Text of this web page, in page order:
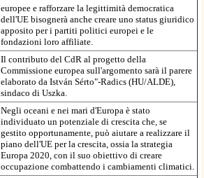
europee e rafforzare la legittimità democratica
dell'UE bisognerà anche creare uno status giuridico
apposito per i partiti politici europei e le
fondazioni loro affiliate.
Il contributo del CdR al progetto della
Commissione europea sull'argomento sarà il parere
elaborato da István Sérto"-Radics (HU/ALDE),
sindaco di Uszka.
Negli oceani e nei mari d'Europa è stato
individuato un potenziale di crescita che, se
gestito opportunamente, può aiutare a realizzare il
piano dell'UE per la crescita, ossia la strategia
Europa 2020, con il suo obiettivo di creare
occupazione combattendo i cambiamenti climatici.